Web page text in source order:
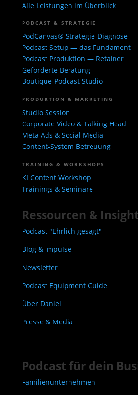
Alle Leistungen im Überblick
PODCAST & STRATEGIE
PodCanvas® Strategie-Diagnose
Podcast Setup — das Fundament
Podcast Produktion — Retainer
Geförderte Beratung
Boutique-Podcast Studio
PRODUKTION & MARKETING
Studio Session
Corporate Video & Talking Head
Meta Ads & Social Media
Content-System Betreuung
TRAINING & WORKSHOPS
KI Content Workshop
Trainings & Seminare
Ressourcen &
Podcast "Ehrlich gesagt"
Blog & Impulse
Newsletter
Podcast Equipment Guide
Über Daniel
Presse & Media
Podcast für dein
Familienunternehmen